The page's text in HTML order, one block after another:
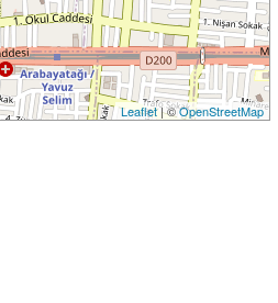
Leaflet| ©OpenStreetMap